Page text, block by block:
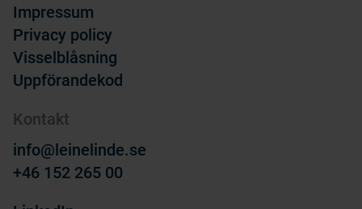
Impressum
Privacy policy
Visselblåsning
Uppförandekod
Kontakt
info@leinelinde.se
+46 152 265 00